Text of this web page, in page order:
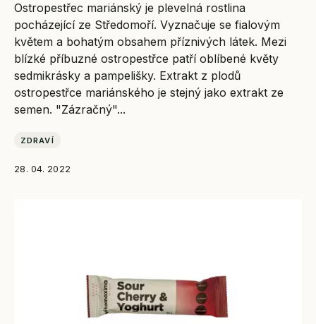
Ostropestřec mariánský je plevelná rostlina
pocházející ze Středomoří. Vyznačuje se fialovým
květem a bohatým obsahem příznivých látek. Mezi
blízké příbuzné ostropestřce patří oblíbené květy
sedmikrásky a pampelišky. Extrakt z plodů
ostropestřce mariánského je stejný jako extrakt ze
semen. "Zázračný"...
ZDRAVÍ
28. 04. 2022